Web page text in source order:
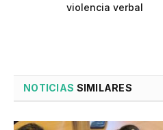
violencia verbal
NOTICIAS SIMILARES